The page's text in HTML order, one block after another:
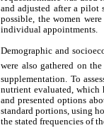
and adjusted after a pilot
possible, the women
individual appointments.
Demographic and
were also gathered on
supplementation. To
nutrient evaluated, which
and presented options
standard portions, using
the stated frequencies of